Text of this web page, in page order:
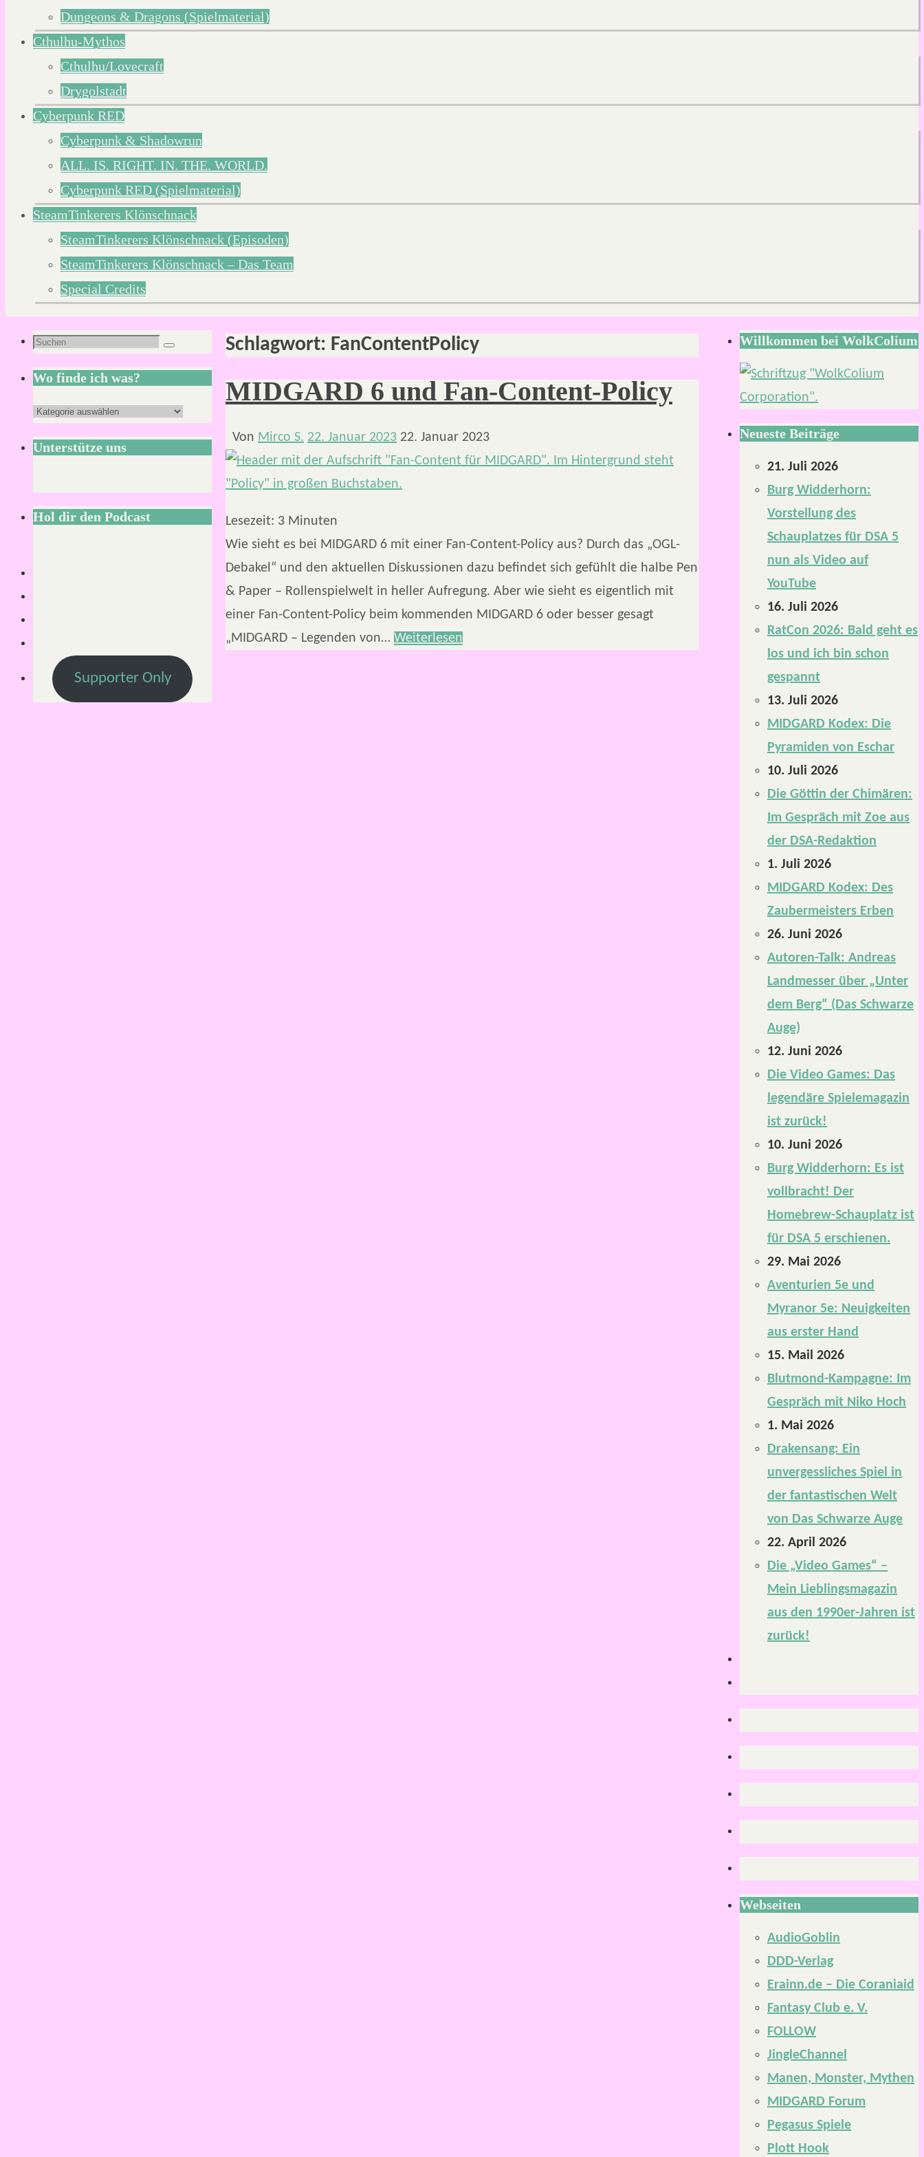
Dungeons & Dragons (Spielmaterial)
Cthulhu-Mythos
Cthulhu/Lovecraft
Drygolstadt
Cyberpunk RED
Cyberpunk & Shadowrun
ALL. IS. RIGHT. IN. THE. WORLD.
Cyberpunk RED (Spielmaterial)
SteamTinkerers Klönschnack
SteamTinkerers Klönschnack (Episoden)
SteamTinkerers Klönschnack – Das Team
Special Credits
Schlagwort: FanContentPolicy
MIDGARD 6 und Fan-Content-Policy
Von Mirco S. 22. Januar 2023 22. Januar 2023
Lesezeit: 3 Minuten
Wie sieht es bei MIDGARD 6 mit einer Fan-Content-Policy aus? Durch das „OGL-
Debakel“ und den aktuellen Diskussionen dazu befindet sich gefühlt die halbe Pen
& Paper – Rollenspielwelt in heller Aufregung. Aber wie sieht es eigentlich mit
einer Fan-Content-Policy beim kommenden MIDGARD 6 oder besser gesagt
„MIDGARD – Legenden von… Weiterlesen
Suchen
nach:
Suchen
Wo finde ich was?
Wo
finde
ich
Unterstütze uns
Hol dir den Podcast
Supporter Only
Willkommen bei WolkColium
Neueste Beiträge
21. Juli 2026
Burg Widderhorn:
Vorstellung des
Schauplatzes für DSA 5
nun als Video auf
YouTube
16. Juli 2026
RatCon 2026: Bald geht es
los und ich bin schon
gespannt
13. Juli 2026
MIDGARD Kodex: Die
Pyramiden von Eschar
10. Juli 2026
Die Göttin der Chimären:
Im Gespräch mit Zoe aus
der DSA-Redaktion
1. Juli 2026
MIDGARD Kodex: Des
Zaubermeisters Erben
26. Juni 2026
Autoren-Talk: Andreas
Landmesser über „Unter
dem Berg“ (Das Schwarze
Auge)
12. Juni 2026
Die Video Games: Das
legendäre Spielemagazin
ist zurück!
10. Juni 2026
Burg Widderhorn: Es ist
vollbracht! Der
Homebrew-Schauplatz ist
für DSA 5 erschienen.
29. Mai 2026
Aventurien 5e und
Myranor 5e: Neuigkeiten
aus erster Hand
15. Mail 2026
Blutmond-Kampagne: Im
Gespräch mit Niko Hoch
1. Mai 2026
Drakensang: Ein
unvergessliches Spiel in
der fantastischen Welt
von Das Schwarze Auge
22. April 2026
Die „Video Games“ –
Mein Lieblingsmagazin
aus den 1990er-Jahren ist
zurück!
Webseiten
AudioGoblin
DDD-Verlag
Erainn.de – Die Coraniaid
Fantasy Club e. V.
FOLLOW
JingleChannel
Manen, Monster, Mythen
MIDGARD Forum
Pegasus Spiele
Plott Hook